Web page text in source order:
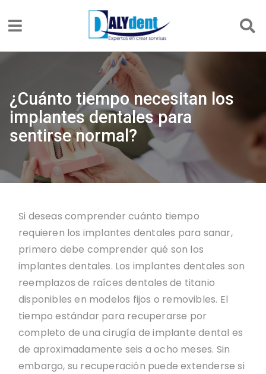
¿Cuánto tiempo necesitan los
implantes dentales para
sentirse normal?
Si deseas comprender cuánto tiempo
requieren los implantes dentales para sanar,
primero debe comprender qué son los
implantes dentales. Los implantes dentales son
reemplazos de raíces dentales de titanio
disponibles en modelos fijos o removibles. El
tiempo estándar para recuperarse por
completo de una cirugía de implante dental es
de aproximadamente seis a ocho meses. Sin
embargo, su recuperación puede extenderse si